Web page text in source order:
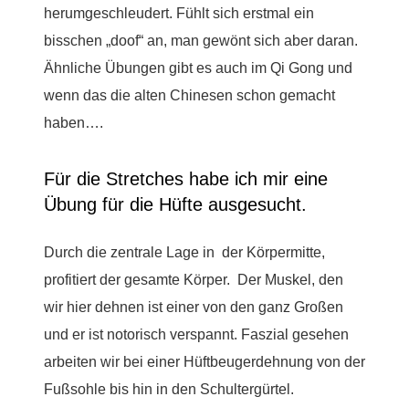
herumgeschleudert. Fühlt sich erstmal ein
bisschen „doof“ an, man gewönt sich aber daran.
Ähnliche Übungen gibt es auch im Qi Gong und
wenn das die alten Chinesen schon gemacht
haben….
Für die Stretches habe ich mir eine
Übung für die Hüfte ausgesucht.
Durch die zentrale Lage in der Körpermitte,
profitiert der gesamte Körper. Der Muskel, den
wir hier dehnen ist einer von den ganz Großen
und er ist notorisch verspannt. Faszial gesehen
arbeiten wir bei einer Hüftbeugerdehnung von der
Fußsohle bis hin in den Schultergürtel.